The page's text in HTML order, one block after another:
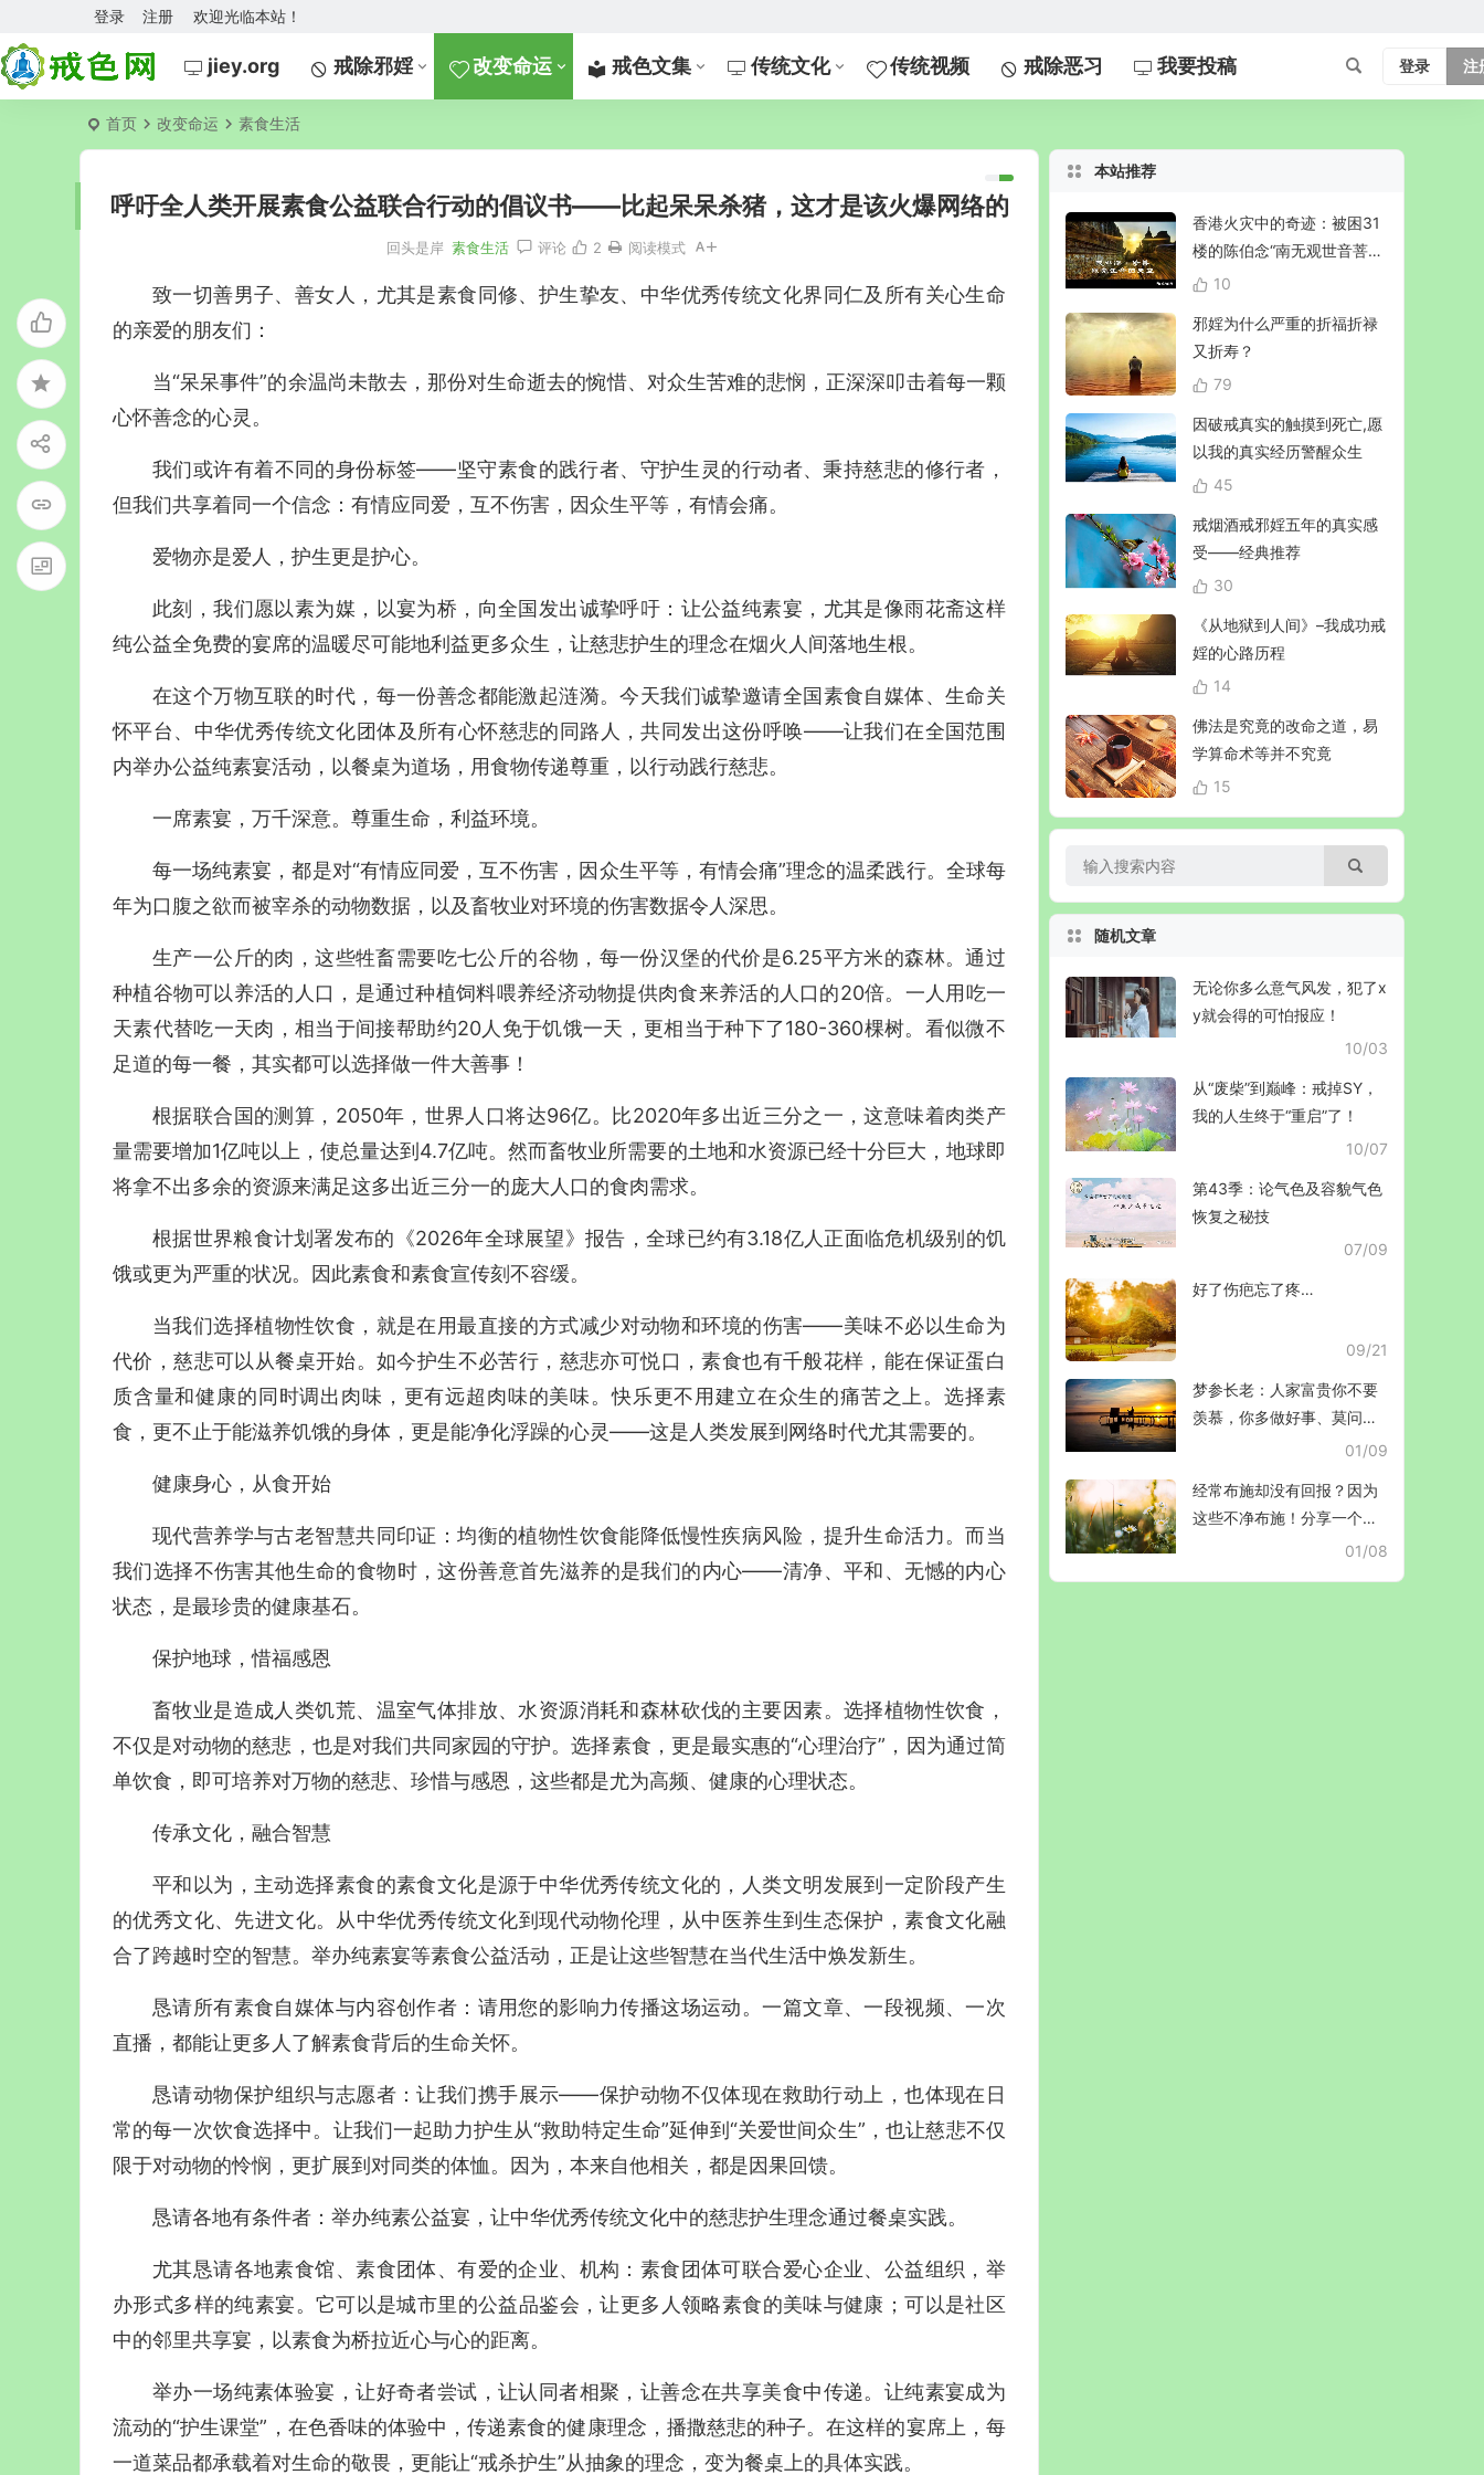
欢迎光临本站！
登录 注册
jiey.org 戒除邪婬 改变命运 戒色文集 传统文化 传统视频 戒除恶习 我要投稿 登录 注
首页 改变命运 素食生活
呼吁全人类开展素食公益联合行动的倡议书——比起呆呆杀猪，这才是该火爆网络的
回头是岸 素食生活 评论 2 阅读模式
致一切善男子、善女人，尤其是素食同修、护生挚友、中华优秀传统文化界同仁及所有关心生命
的亲爱的朋友们：
当“呆呆事件”的余温尚未散去，那份对生命逝去的惋惜、对众生苦难的悲悯，正深深叩击着每一颗
心怀善念的心灵。
我们或许有着不同的身份标签——坚守素食的践行者、守护生灵的行动者、秉持慈悲的修行者，
但我们共享着同一个信念： 有情应同爱， 互不伤害，因众生平等，有情会痛。
爱物亦是爱人，护生更是护心。
此刻，我们愿以素为媒，以宴为桥，向全国发出诚挚呼吁：让公益纯素宴，尤其是像雨花斋这样
纯公益全免费的宴席的温暖尽可能地利益更多众生，让慈悲护生的理念在烟火人间落地生根。
在这个万物互联的时代，每一份善念都能激起涟漪。今天我们诚挚邀请全国素食自媒体、生命关
怀平台、中华优秀传统文化团体及所有心怀慈悲的同路人，共同发出这份呼唤——让我们在全国范围
内举办公益纯素宴活动，以餐桌为道场，用食物传递尊重，以行动践行慈悲。
一席素宴，万千深意。 尊重生命，利益环境。
每一场纯素宴，都是对“有情应同爱，互不伤害，因众生平等，有情会痛”理念的温柔践行。 全球每
年为口腹之欲而被宰杀的动物数据，以及畜牧业对环境的伤害数据令人深思。
生产一公斤的肉，这些牲畜需要吃七公斤的谷物，每一份汉堡的代价是6.25平方米的森林。通过
种植谷物可以养活的人口，是通过种植饲料喂养经济动物提供肉食来养活的人口的20倍。 一人用吃一
天素代替吃一天肉，相当于间接帮助约20人免于饥饿一天，更相当于种下了180-360棵树。 看似微不
足道的每一餐，其实都可以选择做一件大善事！
根据联合国的测算，2050年，世界人口将达96亿。比2020年多出近三分之一，这意味着肉类产
量需要增加1亿吨以上，使总量达到4.7亿吨。然而畜牧业所需要的土地和水资源已经十分巨大，地球即
将拿不出多余的资源来满足这多出近三分一的庞大人口的食肉需求。
根据世界粮食计划署发布的《2026年全球展望》报告，全球已约有3.18亿人正面临危机级别的饥
饿或更为严重的状况。 因此素食和素食宣传刻不容缓。
当我们选择植物性饮食，就是在用最直接的方式减少对动物和环境的伤害——美味不必以生命为
代价，慈悲可以从餐桌开始。如今护生不必苦行，慈悲亦可悦口，素食也有千般花样，能在保证蛋白
质含量和健康的同时调出肉味，更有远超肉味的美味。快乐更不用建立在众生的痛苦之上。选择素
食，更不止于能滋养饥饿的身体，更是能净化浮躁的心灵——这是人类发展到网络时代尤其需要的。
健康身心，从食开始
现代营养学与古老智慧共同印证：均衡的植物性饮食能降低慢性疾病风险，提升生命活力。而当
我们选择不伤害其他生命的食物时，这份善意首先滋养的是我们的内心——清净、平和、无憾的内心
状态，是最珍贵的健康基石。
保护地球，惜福感恩
畜牧业是造成人类饥荒、温室气体排放、水资源消耗和森林砍伐的主要因素。 选择植物性饮食，
不仅是对动物的慈悲，也是对我们共同家园的守护。选择素食，更是最实惠的“心理治疗”，因为通过简
单饮食，即可培养对万物的慈悲、珍惜与感恩，这些都是尤为高频、健康的心理状态。
传承文化，融合智慧
平和以为， 主动选择素食的素食文化是源于中华优秀传统文化的，人类文明发展到一定阶段产生
的优秀文化、先进文化。 从中华优秀传统文化到现代动物伦理，从中医养生到生态保护，素食文化融
合了跨越时空的智慧。举办纯素宴等素食公益活动，正是让这些智慧在当代生活中焕发新生。
恳请所有素食自媒体与内容创作者： 请用您的影响力传播这场运动。一篇文章、一段视频、一次
直播，都能让更多人了解素食背后的生命关怀。
恳请动物保护组织与志愿者：让我们携手展示——保护动物不仅体现在救助行动上，也体现在日
常的每一次饮食选择中。让我们一起助力护生从“救助特定生命”延伸到“关爱世间众生”，也让慈悲不仅
限于对动物的怜悯，更扩展到对同类的体恤。因为， 本来自他相关，都是因果回馈。
恳请各地有条件者： 举办纯素公益宴，让中华优秀传统文化中的慈悲护生理念通过餐桌实践。
尤其恳请各地素食馆、素食团体、有爱的企业、机构 ： 素食团体可联合爱心企业、公益组织，举
办形式多样的纯素宴。它可以是城市里的公益品鉴会，让更多人领略素食的美味与健康；可以是社区
中的邻里共享宴，以素食为桥拉近心与心的距离。
举办一场纯素体验宴，让好奇者尝试，让认同者相聚，让善念在共享美食中传递。让纯素宴成为
流动的“护生课堂”，在色香味的体验中，传递素食的健康理念，播撒慈悲的种子。在这样的宴席上，每
一道菜品都承载着对生命的敬畏，更能让“戒杀护生”从抽象的理念，变为餐桌上的具体实践。
本站推荐
香港火灾中的奇迹：被困31
楼的陈伯念“南无观世音菩
萨”20小时奇迹生还！
10
邪婬为什么严重的折福折禄
又折寿？
79
因破戒真实的触摸到死亡,愿
以我的真实经历警醒众生
45
戒烟酒戒邪婬五年的真实感
受——经典推荐
30
《从地狱到人间》–我成功戒
婬的心路历程
14
佛法是究竟的改命之道，易
学算命术等并不究竟
15
随机文章
无论你多么意气风发，犯了x
y就会得的可怕报应！
10/03
从“废柴”到巅峰：戒掉SY，
我的人生终于“重启”了！
10/07
第43季：论气色及容貌气色
恢复之秘技
07/09
好了伤疤忘了疼…
09/21
梦参长老：人家富贵你不要
羡慕，你多做好事、莫问前
01/09
经常布施却没有回报？因为
这些不净布施！分享一个当
下就能受益的布施诀窍！01/08